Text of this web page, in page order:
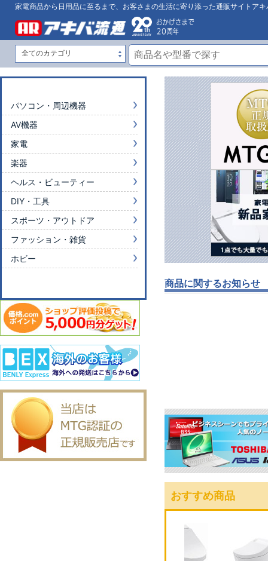
家電商品から日用品に至るまで、お客さまの生活に寄り添った通販サイトアキ
商品に関するお知らせ
おすすめ商品
パソコン・周辺機器
AV機器
家電
楽器
ヘルス・ビューティー
DIY・工具
スポーツ・アウトドア
ファッション・雑貨
ホビー